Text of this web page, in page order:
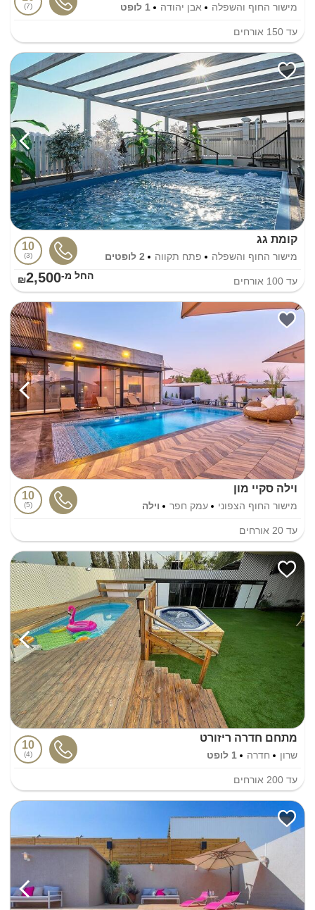
מישור החוף והשפלה אבן יהודה 1 לופט 7
עד 150 אורחים
קומת גג
מישור החוף והשפלה פתח תקווה 2 לופטים
10
3
עד 100 אורחים החל מ-₪2,500
וילה סקיי מון
מישור החוף הצפוני עמק חפר וילה
10
5
עד 20 אורחים
מתחם חדרה ריזורט
שרון חדרה 1 לופט
10
4
עד 200 אורחים